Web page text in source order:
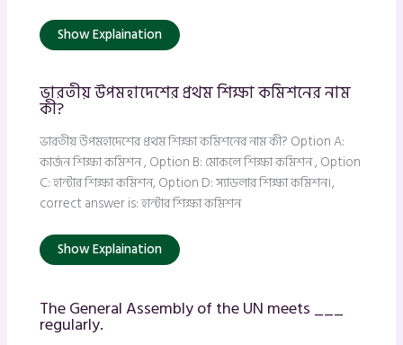
Show Explaination
ভারতীয় উপমহাদেশের প্রথম শিক্ষা কমিশনের নাম
কী?
ভারতীয় উপমহাদেশের প্রথম শিক্ষা কমিশনের নাম কী? Option A:
কার্জন শিক্ষা কমিশন , Option B: মোকলে শিক্ষা কমিশন , Option
C: হান্টার শিক্ষা কমিশন, Option D: স্যাডলার শিক্ষা কমিশন।,
correct answer is: হান্টার শিক্ষা কমিশন
Show Explaination
The General Assembly of the UN meets ___
regularly.